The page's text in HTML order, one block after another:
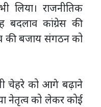
लिया। राजनीतिक
बदलाव कांग्रेस की
की बजाय संगठन को
चेहरे को आगे बढ़ाने
नेतृत्व को लेकर कोई